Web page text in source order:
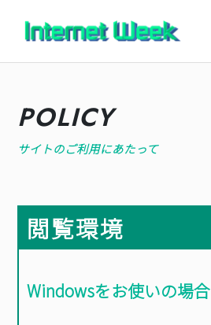
トップ
Internet Week とは
お知らせ
協賛
主催・後援・委員
POLICY
サイトのご利用にあたって
閲覧環境
Windowsをお使いの場合